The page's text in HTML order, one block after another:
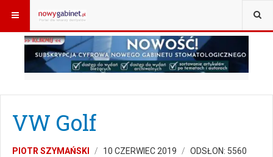
JESTEŚ TUTAJ: START
VW Golf
PIOTR SZYMAŃSKI 10 CZERWIEC 2019 ODSŁON: 5560